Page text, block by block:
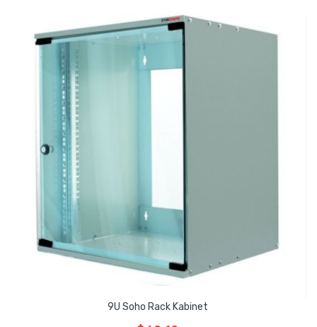
9U Soho Rack Kabinet